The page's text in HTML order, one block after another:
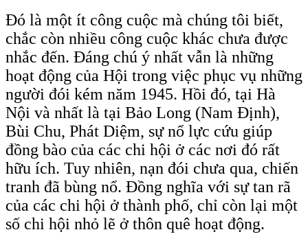
Đó là một ít công cuộc mà chúng tôi biết,
chắc còn nhiều công cuộc khác chưa được
nhắc đến. Đáng chú ý nhất vẫn là những
hoạt động của Hội trong việc phục vụ những
người đói kém năm 1945. Hồi đó, tại Hà
Nội và nhất là tại Bảo Long (Nam Định),
Bùi Chu, Phát Diệm, sự nổ lực cứu giúp
đồng bào của các chi hội ở các nơi đó rất
hữu ích. Tuy nhiên, nạn đói chưa qua, chiến
tranh đã bùng nổ. Đồng nghĩa với sự tan rã
của các chi hội ở thành phố, chỉ còn lại một
số chi hội nhỏ lẽ ở thôn quê hoạt động.